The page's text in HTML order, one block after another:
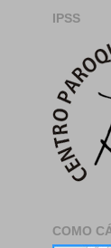
IPSS
COMO